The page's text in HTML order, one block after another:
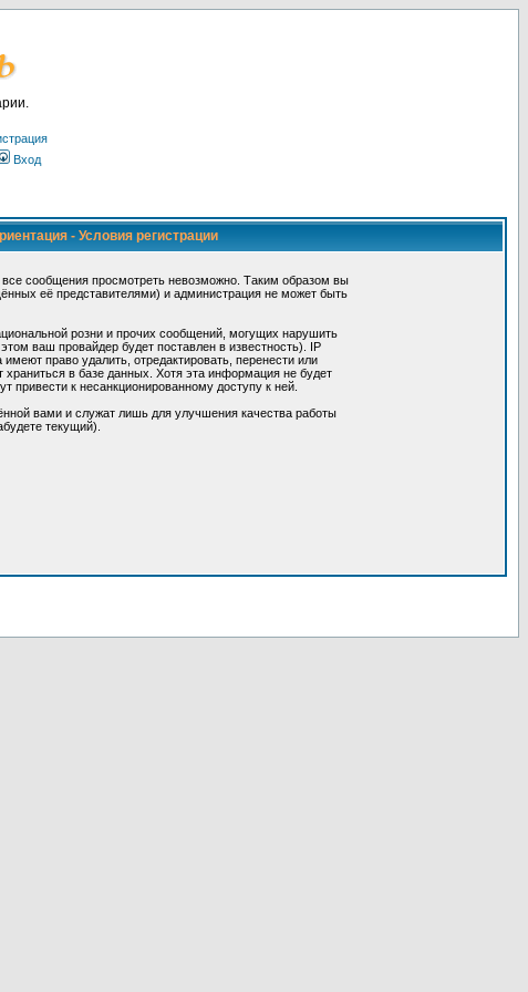
Вход
- Условия регистрации
сообщения просмотреть невозможно. Таким образом вы
её представителями) и администрация не может быть
розни и прочих сообщений, могущих нарушить
ваш провайдер будет поставлен в известность). IP
право удалить, отредактировать, перенести или
в базе данных. Хотя эта информация не будет
привести к несанкционированному доступу к ней.
вами и служат лишь для улучшения качества работы
текущий).